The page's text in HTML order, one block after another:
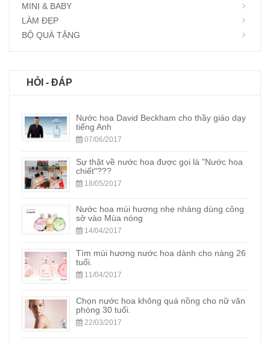
MINI & BABY
LÀM ĐẸP
BỘ QUÀ TẶNG
HỎI - ĐÁP
Nước hoa David Beckham cho thầy giáo dạy
tiếng Anh
07/06/2017
Sự thật về nước hoa được gọi là "Nước hoa
chiết"???
18/05/2017
Nước hoa mùi hương nhẹ nhàng dùng công
sở vào Mùa nóng
14/04/2017
Tìm mùi hương nước hoa dành cho nàng 26
tuổi.
11/04/2017
Chọn nước hoa không quá nồng cho nữ văn
phòng 30 tuổi.
22/03/2017